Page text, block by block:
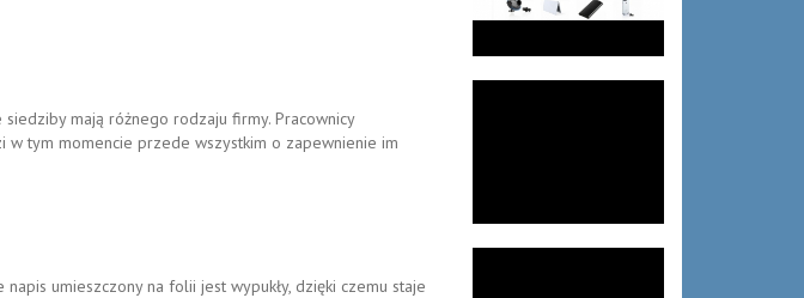
mają różnego rodzaju firmy. Pracownicy
w tym momencie przede wszystkim o zapewnienie im
umieszczony na folii jest wypukły, dzięki czemu staje